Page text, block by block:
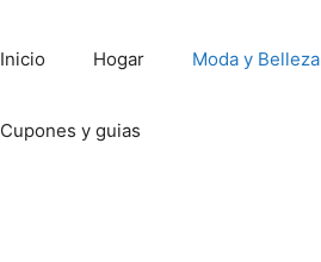
Inicio Hogar Moda y Belleza
Cupones y guias